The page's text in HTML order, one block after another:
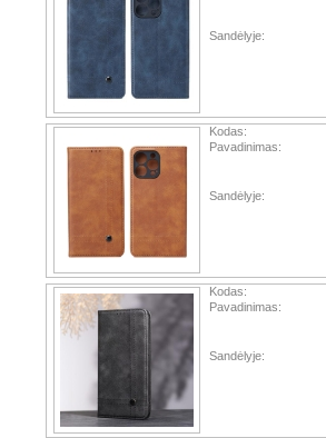
Sandėlyje:
Kodas:
Pavadinimas:
Sandėlyje:
Kodas:
Pavadinimas:
Sandėlyje: